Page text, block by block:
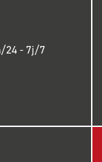
24 - 7j/7